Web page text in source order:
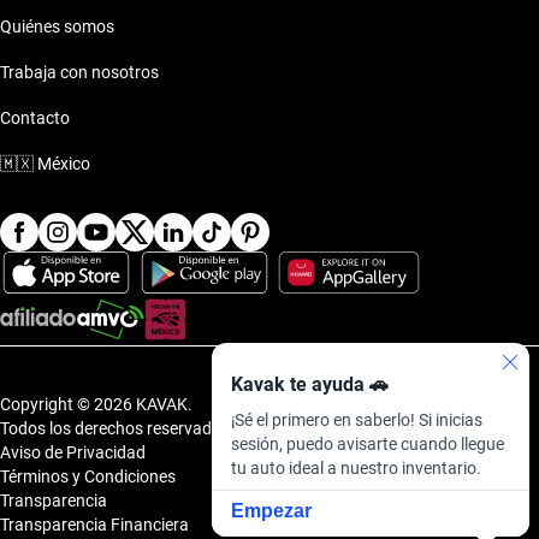
promociones Chevrolet Aveo 2024
promociones Chevrolet Aveo 2025
Kavak te ayuda 🚗
¡Sé el primero en saberlo! Si inicias
sesión, puedo avisarte cuando llegue
tu auto ideal a nuestro inventario.
Empezar
Quiénes somos
Trabaja con nosotros
Contacto
🇲🇽 México
Copyright © 2026 KAVAK.
Todos los derechos reservados.
Aviso de Privacidad
Términos y Condiciones
Transparencia
Transparencia Financiera